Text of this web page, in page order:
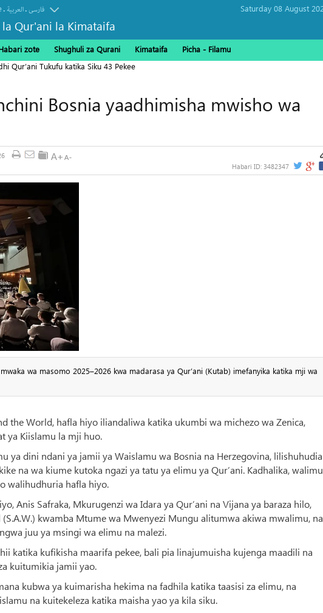
. العربیة.فارسی
Qur'ani la Kimataifa
zote Shughuli za Qurani Kimataifa
Picha‎ - Filamu‎
Qur’ani Tukufu katika Siku 43 Pekee
Bosnia yaadhimisha mwisho wa
Habari ID: 3482347
wa masomo 2025–2026 kwa madarasa ya Qur’ani (Kutab) imefanyika katika mji wa
the World, hafla hiyo iliandaliwa katika ukumbi wa michezo wa Zenica,
ya Kiislamu la mji huo.
ya dini ndani ya jamii ya Waislamu wa Bosnia na Herzegovina, lilishuhudia
na wa kiume kutoka ngazi ya tatu ya elimu ya Qur’ani. Kadhalika, walimu
walihudhuria hafla hiyo.
Anis Safraka, Mkurugenzi wa Idara ya Qur’ani na Vijana ya baraza hilo,
kwamba Mtume wa Mwenyezi Mungu alitumwa akiwa mwalimu, na
juu ya msingi wa elimu na malezi.
katika kufikisha maarifa pekee, bali pia linajumuisha kujenga maadili na
kuitumikia jamii yao.
kubwa ya kuimarisha hekima na fadhila katika taasisi za elimu, na
na kuitekeleza katika maisha yao ya kila siku.